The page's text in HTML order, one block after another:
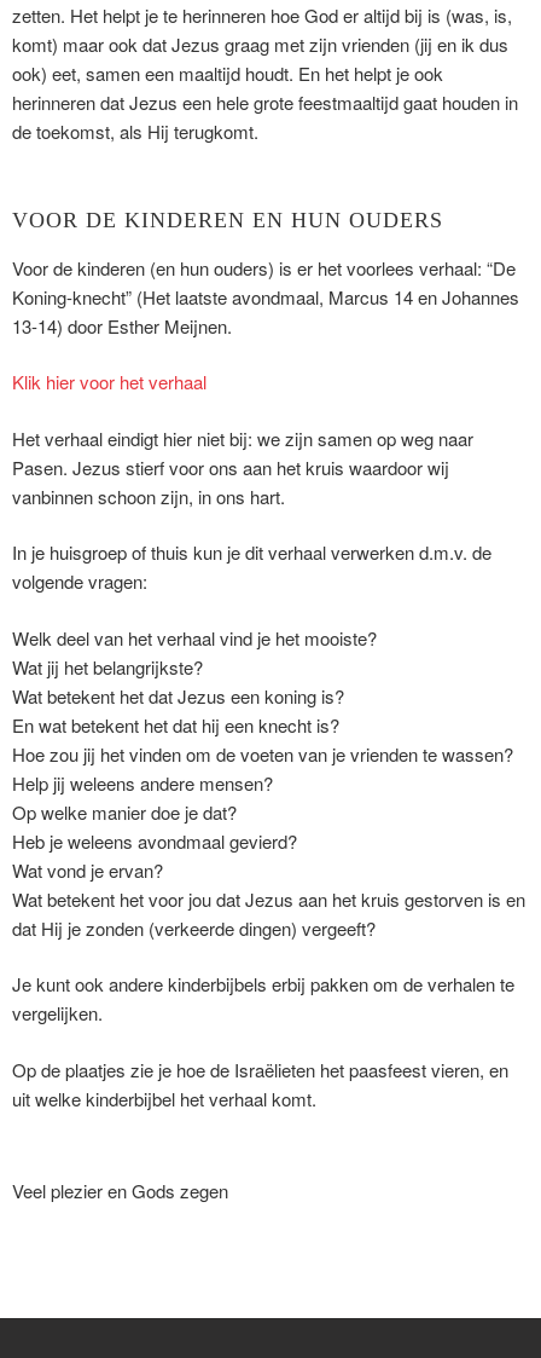
zetten. Het helpt je te herinneren hoe God er altijd bij is (was, is,
komt) maar ook dat Jezus graag met zijn vrienden (jij en ik dus
ook) eet, samen een maaltijd houdt. En het helpt je ook
herinneren dat Jezus een hele grote feestmaaltijd gaat houden in
de toekomst, als Hij terugkomt.
VOOR DE KINDEREN EN HUN OUDERS
Voor de kinderen (en hun ouders) is er het voorlees verhaal: “De
Koning-knecht” (Het laatste avondmaal, Marcus 14 en Johannes
13-14) door Esther Meijnen.
Klik hier voor het verhaal
Het verhaal eindigt hier niet bij: we zijn samen op weg naar
Pasen. Jezus stierf voor ons aan het kruis waardoor wij
vanbinnen schoon zijn, in ons hart.
In je huisgroep of thuis kun je dit verhaal verwerken d.m.v. de
volgende vragen:
Welk deel van het verhaal vind je het mooiste?
Wat jij het belangrijkste?
Wat betekent het dat Jezus een koning is?
En wat betekent het dat hij een knecht is?
Hoe zou jij het vinden om de voeten van je vrienden te wassen?
Help jij weleens andere mensen?
Op welke manier doe je dat?
Heb je weleens avondmaal gevierd?
Wat vond je ervan?
Wat betekent het voor jou dat Jezus aan het kruis gestorven is en
dat Hij je zonden (verkeerde dingen) vergeeft?
Je kunt ook andere kinderbijbels erbij pakken om de verhalen te
vergelijken.
Op de plaatjes zie je hoe de Israëlieten het paasfeest vieren, en
uit welke kinderbijbel het verhaal komt.
Veel plezier en Gods zegen